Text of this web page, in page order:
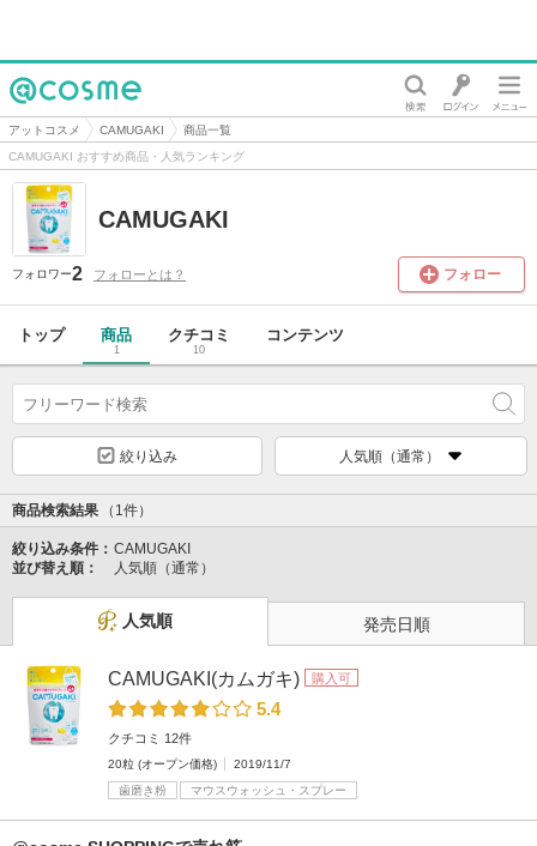
@cosme
アットコスメ CAMUGAKI
商品一覧
CAMUGAKI おすすめ商品・人気ランキング
CAMUGAKI
フォロワー2 フォローとは？ フォロー
トップ 商品
1
クチコミ
10
コンテンツ
絞り込み 人気順（通常）
商品検索結果 （1件）
絞り込み条件： CAMUGAKI
並び替え順：
人気順（通常）
人気順 発売日順
CAMUGAKI(カムガキ) 購入可
5.4
クチコミ 12件
20粒 (オープン価格)
2019/11/7
歯磨き粉
マウスウォッシュ・スプレー